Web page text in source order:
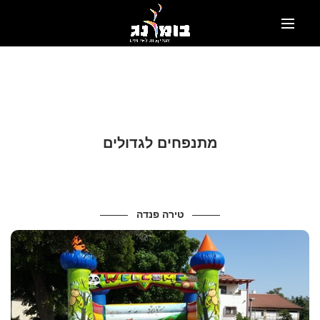
מתנפחים לגדולים
טירה פנדה
מידות ונתונים